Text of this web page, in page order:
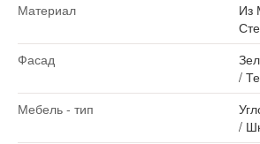
Материал
Из
Фасад
/
Мебель - тип
/